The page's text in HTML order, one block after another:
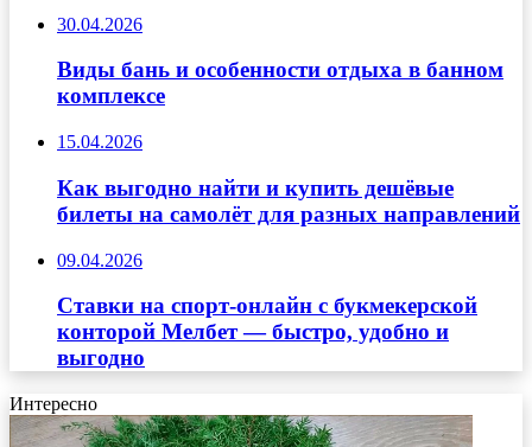
30.04.2026
Виды бань и особенности отдыха в банном
комплексе
15.04.2026
Как выгодно найти и купить дешёвые
билеты на самолёт для разных направлений
09.04.2026
Ставки на спорт-онлайн с букмекерской
конторой Мелбет — быстро, удобно и
выгодно
Интересно